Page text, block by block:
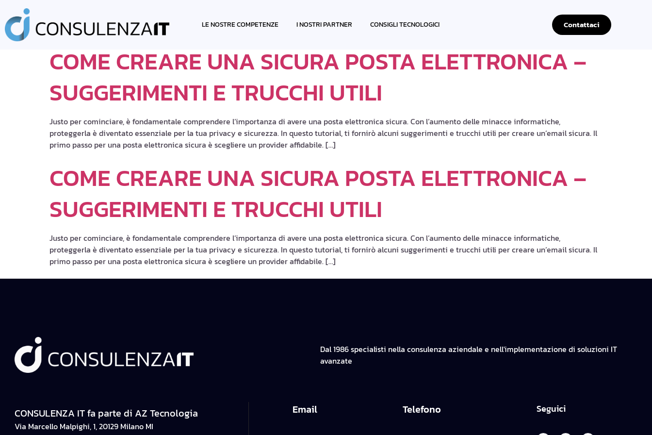
LE NOSTRE COMPETENZE I NOSTRI PARTNER CONSIGLI TECNOLOGICI Contattaci
TAG:SUGGERIMENTI
COME CREARE UNA SICURA POSTA ELETTRONICA –
SUGGERIMENTI E TRUCCHI UTILI
Justo per cominciare, è fondamentale comprendere l’importanza di avere una posta elettronica sicura. Con l’aumento delle minacce informatiche,
proteggerla è diventato essenziale per la tua privacy e sicurezza. In questo tutorial, ti fornirò alcuni suggerimenti e trucchi utili per creare un’email sicura. Il
primo passo per una posta elettronica sicura è scegliere un provider affidabile. […]
COME CREARE UNA SICURA POSTA ELETTRONICA –
SUGGERIMENTI E TRUCCHI UTILI
Justo per cominciare, è fondamentale comprendere l’importanza di avere una posta elettronica sicura. Con l’aumento delle minacce informatiche,
proteggerla è diventato essenziale per la tua privacy e sicurezza. In questo tutorial, ti fornirò alcuni suggerimenti e trucchi utili per creare un’email sicura. Il
primo passo per una posta elettronica sicura è scegliere un provider affidabile. […]
Dal 1986 specialisti nella consulenza aziendale e nell'implementazione di soluzioni IT
avanzate
CONSULENZA IT fa parte di AZ Tecnologia
Via Marcello Malpighi, 1, 20129 Milano MI
Email Telefono Seguici